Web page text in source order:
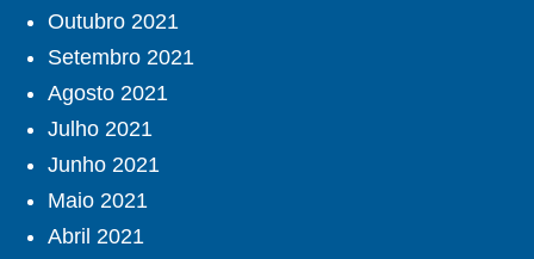
Outubro 2021
Setembro 2021
Agosto 2021
Julho 2021
Junho 2021
Maio 2021
Abril 2021